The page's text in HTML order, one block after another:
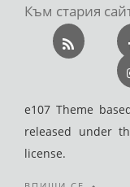
Към стария
e107 Theme
released under
license.